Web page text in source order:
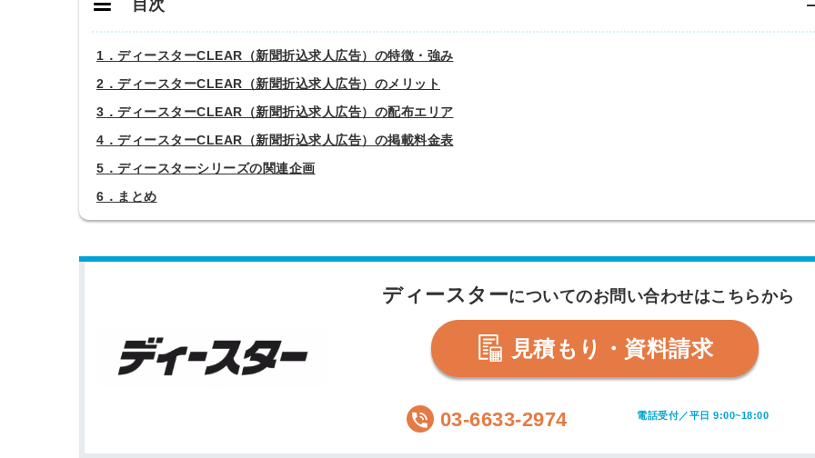
目次
1．ディースターCLEAR（新聞折込求人広告）の特徴・強み
2．ディースターCLEAR（新聞折込求人広告）のメリット
3．ディースターCLEAR（新聞折込求人広告）の配布エリア
4．ディースターCLEAR（新聞折込求人広告）の掲載料金表
5．ディースターシリーズの関連企画
6．まとめ
ディースターについてのお問い合わせはこちらから
見積もり・資料請求
03-6633-2974 電話受付／平日 9:00~18:00